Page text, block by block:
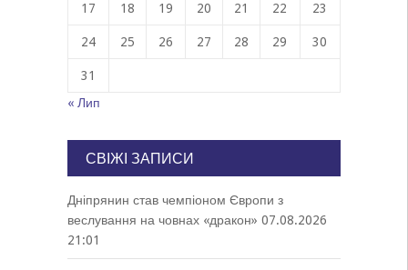
17 18 19 20 21 22 23
24 25 26 27 28 29 30
31
« Лип
СВІЖІ ЗАПИСИ
Дніпрянин став чемпіоном Європи з
веслування на човнах «дракон» 07.08.2026
21:01